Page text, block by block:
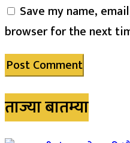
Save my name,
browser for the next
ताज्या बातम्या